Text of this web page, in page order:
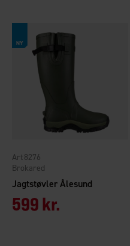
Jagtstøvler Ålesund
Brokared
8276
599 kr.